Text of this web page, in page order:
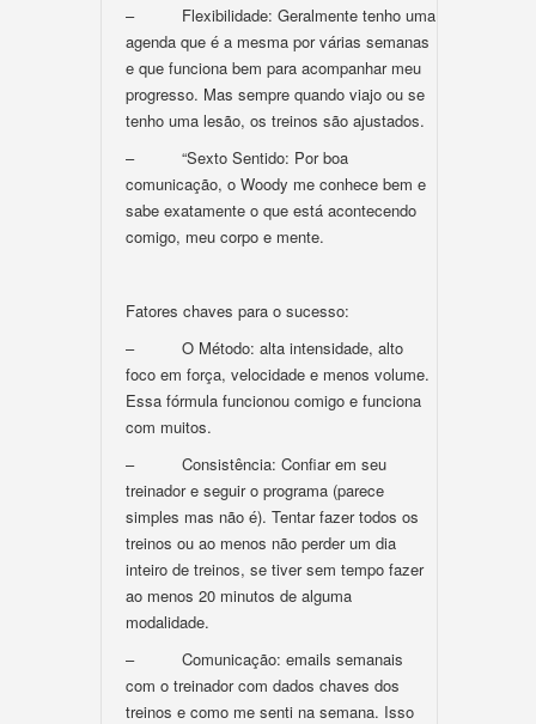
– Flexibilidade: Geralmente tenho uma
agenda que é a mesma por várias semanas
e que funciona bem para acompanhar meu
progresso. Mas sempre quando viajo ou se
tenho uma lesão, os treinos são ajustados.
– “Sexto Sentido: Por boa
comunicação, o Woody me conhece bem e
sabe exatamente o que está acontecendo
comigo, meu corpo e mente.
Fatores chaves para o sucesso:
– O Método: alta intensidade, alto
foco em força, velocidade e menos volume.
Essa fórmula funcionou comigo e funciona
com muitos.
– Consistência: Confiar em seu
treinador e seguir o programa (parece
simples mas não é). Tentar fazer todos os
treinos ou ao menos não perder um dia
inteiro de treinos, se tiver sem tempo fazer
ao menos 20 minutos de alguma
modalidade.
– Comunicação: emails semanais
com o treinador com dados chaves dos
treinos e como me senti na semana. Isso